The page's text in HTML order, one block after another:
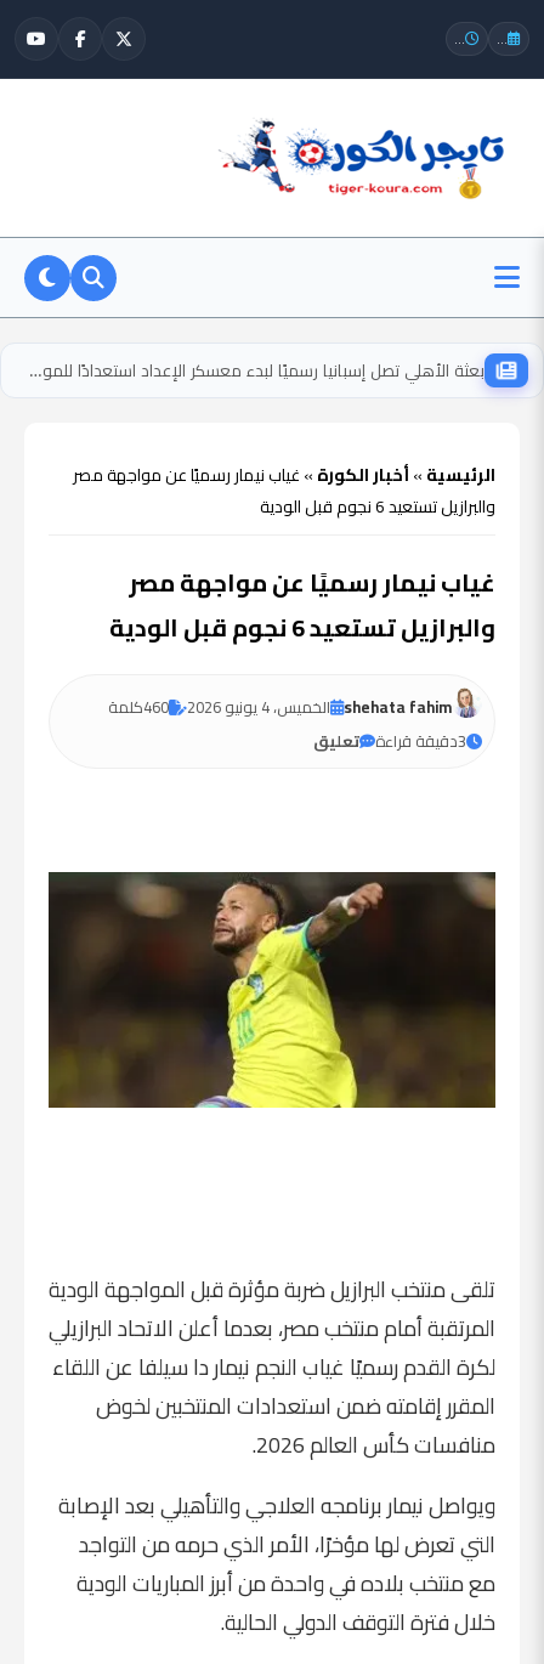
...
...
بعثة الأهلي تصل إسبانيا رسميًا لبدء معسكر الإعداد استعدادًا للموسم الجديد
الرئيسية»أخبار الكورة»غياب نيمار رسميًا عن مواجهة مصر
والبرازيل تستعيد 6 نجوم قبل الودية
غياب نيمار رسميًا عن مواجهة مصر
والبرازيل تستعيد 6 نجوم قبل الودية
shehata fahim الخميس، 4 يونيو 2026 460كلمة
3دقيقة قراءة تعليق
تلقى منتخب البرازيل ضربة مؤثرة قبل المواجهة الودية
المرتقبة أمام منتخب مصر، بعدما أعلن الاتحاد البرازيلي
لكرة القدم رسميًا غياب النجم نيمار دا سيلفا عن اللقاء
المقرر إقامته ضمن استعدادات المنتخبين لخوض
منافسات كأس العالم 2026.
ويواصل نيمار برنامجه العلاجي والتأهيلي بعد الإصابة
التي تعرض لها مؤخرًا، الأمر الذي حرمه من التواجد
مع منتخب بلاده في واحدة من أبرز المباريات الودية
خلال فترة التوقف الدولي الحالية.